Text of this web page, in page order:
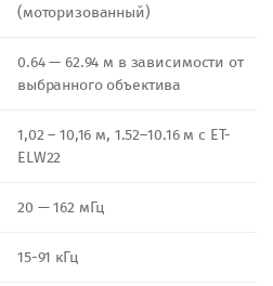
(моторизованный)
0.64 — 62.94 м в зависимости от
выбранного объектива
1,02 – 10,16 м, 1.52–10.16 м с ET-
ELW22
20 — 162 мГц
15-91 кГц